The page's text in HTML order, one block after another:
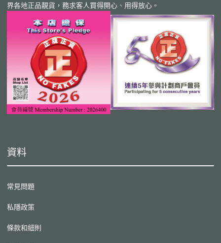
界各地正品靚貨，務求客人買得開心、用得放心。
資料
常見問題
私隱政策
條款和細則